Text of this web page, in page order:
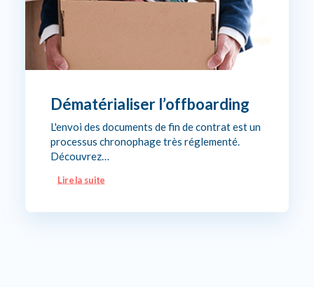
Dématérialiser l’offboarding
L'envoi des documents de fin de contrat est un
processus chronophage très réglementé.
Découvrez…
Lire la suite